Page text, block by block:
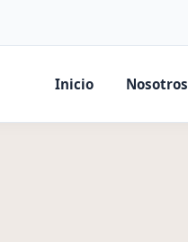
Inicio Nosotros